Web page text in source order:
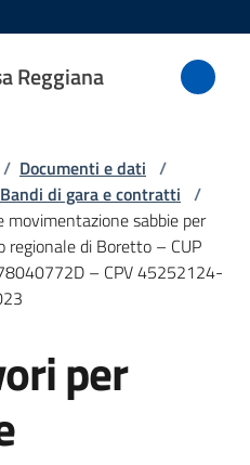
Reggiana
/ Documenti e dati /
Bandi di gara e contratti /
movimentazione sabbie per
di Boretto – CUP
– CPV 45252124-
per